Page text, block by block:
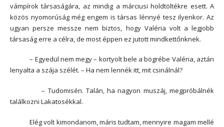
vámpírok társaságára, az mindig a márciusi holdtöltékre esett. A
közös nyomorúság még engem is társas lénnyé tesz ilyenkor. Az
ugyan persze messze nem biztos, hogy Valéria volt a legjobb
társaság erre a célra, de most éppen ez jutott mindkettőnknek.
– Egyedül nem megy – kortyolt bele a bögrébe Valéria, aztán
lenyalta a szája szélét. – Ha nem lennék itt, mit csinálnál?
– Tudomisén. Talán, ha nagyon muszáj, megpróbálnék
találkozni Lakatosékkal.
Elég volt kimondanom, máris tudtam, mennyire magam mellé